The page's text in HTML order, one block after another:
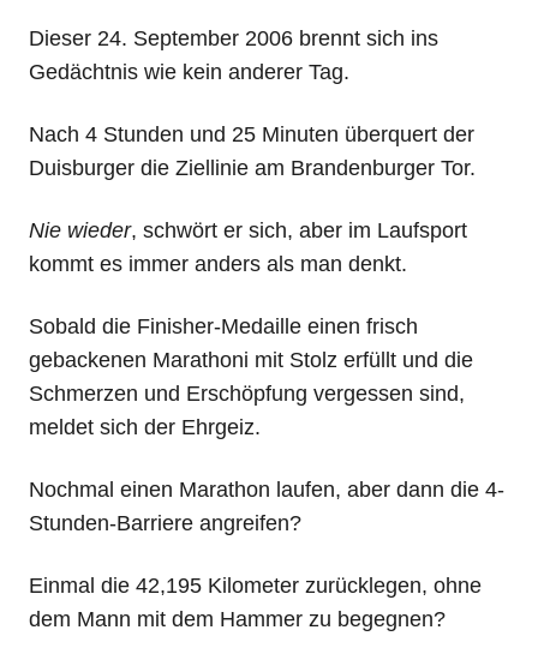
Dieser 24. September 2006 brennt sich ins
Gedächtnis wie kein anderer Tag.
Nach 4 Stunden und 25 Minuten überquert der
Duisburger die Ziellinie am Brandenburger Tor.
Nie wieder, schwört er sich, aber im Laufsport
kommt es immer anders als man denkt.
Sobald die Finisher-Medaille einen frisch
gebackenen Marathoni mit Stolz erfüllt und die
Schmerzen und Erschöpfung vergessen sind,
meldet sich der Ehrgeiz.
Nochmal einen Marathon laufen, aber dann die 4-
Stunden-Barriere angreifen?
Einmal die 42,195 Kilometer zurücklegen, ohne
dem Mann mit dem Hammer zu begegnen?